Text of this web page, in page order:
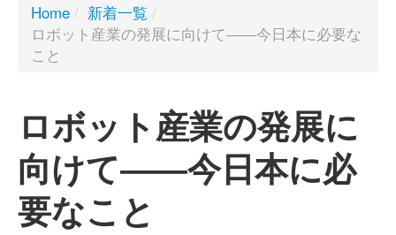
お問い合わせ
Home / 新着一覧 /
ロボット産業の発展に向けて――今日本に必要な
こと
ロボット産業の発展に
向けて――今日本に必
要なこと